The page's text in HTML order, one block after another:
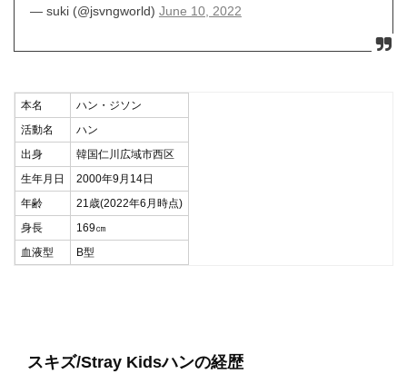
— suki (@jsvngworld) June 10, 2022
本名
ハン・ジソン
活動名
ハン
出身
韓国仁川広域市西区
生年月日
2000年9月14日
年齢
21歳(2022年6月時点)
身長
169㎝
血液型
B型
スキズ/Stray Kidsハンの経歴